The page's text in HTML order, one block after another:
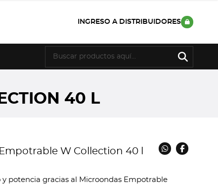
INGRESO A DISTRIBUIDORES
40 L
W Collection 40 l
y potencia gracias al Microondas Empotrable